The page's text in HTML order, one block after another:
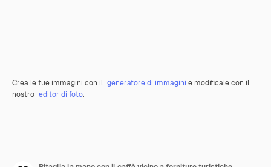
Crea le tue immagini con il generatore di immagini e modificale con il
nostro editor di foto.